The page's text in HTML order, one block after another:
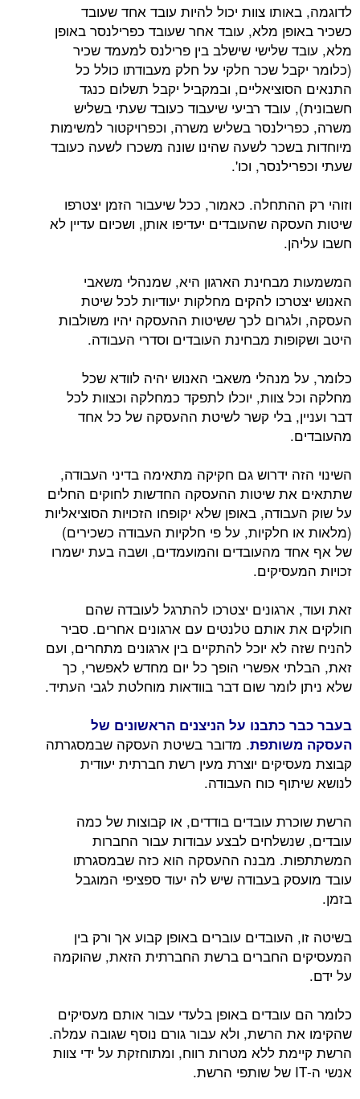
לדוגמה, באותו צוות יכול להיות עובד אחד שעובד
כשכיר באופן מלא, עובד אחר שעובד כפרילנסר באופן
מלא, עובד שלישי שישלב בין פרילנס למעמד שכיר
(כלומר יקבל שכר חלקי על חלק מעבודתו כולל כל
התנאים הסוציאליים, ובמקביל יקבל תשלום כנגד
חשבונית), עובד רביעי שיעבוד כעובד שעתי בשליש
משרה, כפרילנסר בשליש משרה, וכפרויקטור למשימות
מיוחדות בשכר לשעה שהינו שונה משכרו לשעה כעובד
שעתי וכפרילנסר, וכו'.
וזוהי רק ההתחלה. כאמור, ככל שיעבור הזמן יצטרפו
שיטות העסקה שהעובדים יעדיפו אותן, ושכיום עדיין לא
חשבו עליהן.
המשמעות מבחינת הארגון היא, שמנהלי משאבי
האנוש יצטרכו להקים מחלקות יעודיות לכל שיטת
העסקה, ולגרום לכך ששיטות ההעסקה יהיו משולבות
היטב ושקופות מבחינת העובדים וסדרי העבודה.
כלומר, על מנהלי משאבי האנוש יהיה לוודא שכל
מחלקה וכל צוות, יוכלו לתפקד כמחלקה וכצוות לכל
דבר ועניין, בלי קשר לשיטת ההעסקה של כל אחד
מהעובדים.
השינוי הזה ידרוש גם חקיקה מתאימה בדיני העבודה,
שתתאים את שיטות ההעסקה החדשות לחוקים החלים
על שוק העבודה, באופן שלא יקופחו הזכויות הסוציאליות
(מלאות או חלקיות, על פי חלקיות העבודה כשכירים)
של אף אחד מהעובדים והמועמדים, ושבה בעת ישמרו
זכויות המעסיקים.
זאת ועוד, ארגונים יצטרכו להתרגל לעובדה שהם
חולקים את אותם טלנטים עם ארגונים אחרים. סביר
להניח שזה לא יוכל להתקיים בין ארגונים מתחרים, ועם
זאת, הבלתי אפשרי הופך כל יום מחדש לאפשרי, כך
שלא ניתן לומר שום דבר בוודאות מוחלטת לגבי העתיד.
בעבר כבר כתבנו על הניצנים הראשונים של
העסקה משותפת. מדובר בשיטת העסקה שבמסגרתה
קבוצת מעסיקים יוצרת מעין רשת חברתית יעודית
לנושא שיתוף כוח העבודה.
הרשת שוכרת עובדים בודדים, או קבוצות של כמה
עובדים, שנשלחים לבצע עבודות עבור החברות
המשתתפות. מבנה ההעסקה הוא כזה שבמסגרתו
עובד מועסק בעבודה שיש לה יעוד ספציפי המוגבל
בזמן.
בשיטה זו, העובדים עוברים באופן קבוע אך ורק בין
המעסיקים החברים ברשת החברתית הזאת, שהוקמה
על ידם.
כלומר הם עובדים באופן בלעדי עבור אותם מעסיקים
שהקימו את הרשת, ולא עבור גורם נוסף שגובה עמלה.
הרשת קיימת ללא מטרות רווח, ומתוחזקת על ידי צוות
אנשי ה-IT של שותפי הרשת.